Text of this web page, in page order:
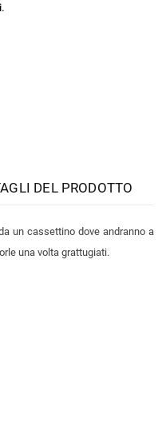
DEL PRODOTTO
un cassettino dove andranno a
una volta grattugiati.